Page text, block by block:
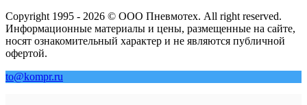
Copyright 1995 - 2026 © ООО Пневмотех. All right reserved.
Информационные материалы и цены, размещенные на сайте,
носят ознакомительный характер и не являются публичной
офертой.
to@kompr.ru